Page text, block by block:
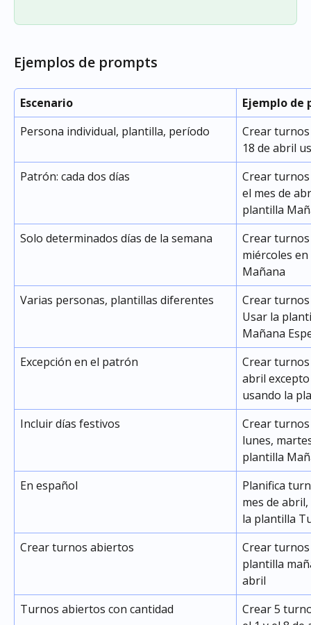
Ejemplos de prompts
Escenario
Ejemplo de
Persona individual, plantilla, período
Crear
18 de abril
Patrón: cada dos días
Crear
el mes de
plantilla
Solo determinados días de la semana
Crear
miércoles
Mañana
Varias personas, plantillas diferentes
Crear
Usar la
Mañana
Excepción en el patrón
Crear
abril
usando la
Incluir días festivos
Crear
lunes,
plantilla
En español
Planifica
mes de
la plantilla
Crear turnos abiertos
Crear
plantilla
abril
Turnos abiertos con cantidad
Crear 5